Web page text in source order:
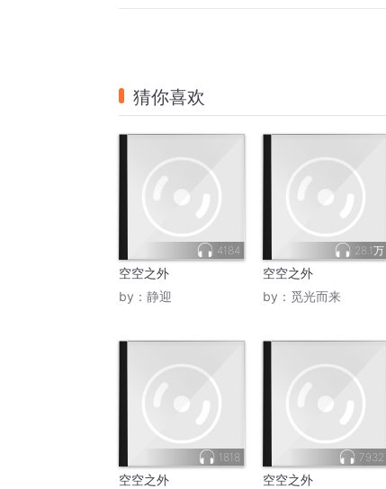
猜你喜欢
4184
空空之外
by： 静迎
28.1万
空空之外
by： 觅光而来
1818
空空之外
7932
空空之外